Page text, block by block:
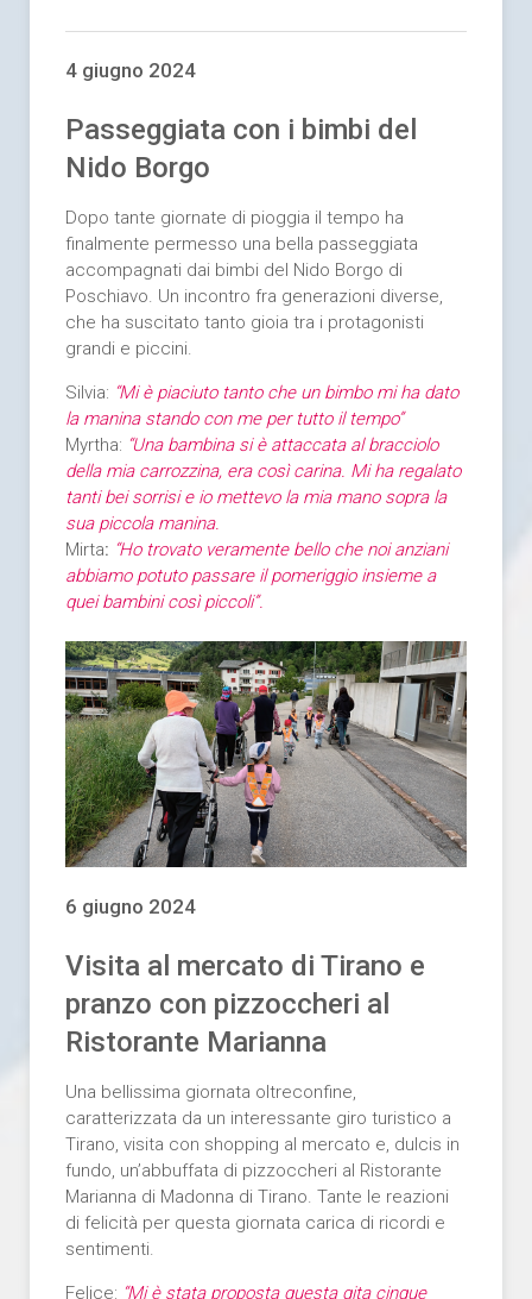
4 giugno 2024
Passeggiata con i bimbi del
Nido Borgo
Dopo tante giornate di pioggia il tempo ha
finalmente permesso una bella passeggiata
accompagnati dai bimbi del Nido Borgo di
Poschiavo. Un incontro fra generazioni diverse,
che ha suscitato tanto gioia tra i protagonisti
grandi e piccini.
Silvia: “Mi è piaciuto tanto che un bimbo mi ha dato
la manina stando con me per tutto il tempo”
Myrtha: “Una bambina si è attaccata al bracciolo
della mia carrozzina, era così carina. Mi ha regalato
tanti bei sorrisi e io mettevo la mia mano sopra la
sua piccola manina.
Mirta: “Ho trovato veramente bello che noi anziani
abbiamo potuto passare il pomeriggio insieme a
quei bambini così piccoli”.
6 giugno 2024
Visita al mercato di Tirano e
pranzo con pizzoccheri al
Ristorante Marianna
Una bellissima giornata oltreconfine,
caratterizzata da un interessante giro turistico a
Tirano, visita con shopping al mercato e, dulcis in
fundo, un’abbuffata di pizzoccheri al Ristorante
Marianna di Madonna di Tirano. Tante le reazioni
di felicità per questa giornata carica di ricordi e
sentimenti.
Felice: “Mi è stata proposta questa gita cinque